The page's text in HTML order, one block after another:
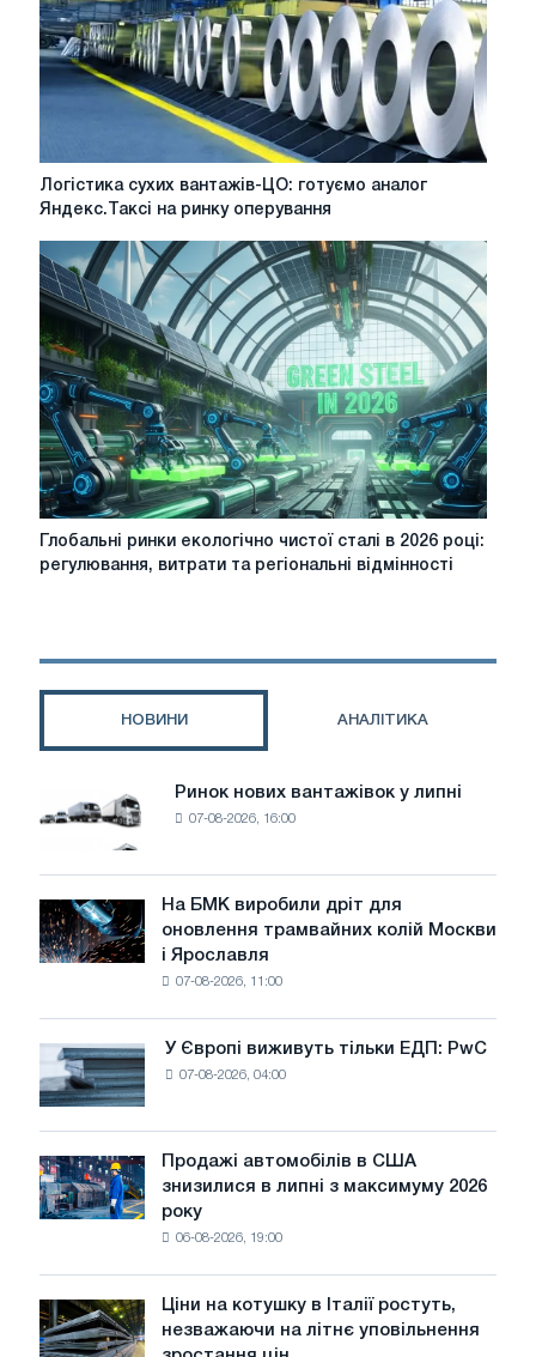
сталь"
в
ЄС
зберігається
Логістика
сухих
ЦО:
готуємо
аналог
Яндекс.Таксі
на
ринку
оперування
Логістика сухих вантажів-ЦО: готуємо аналог
Яндекс.Таксі на ринку оперування
Глобальні
в
регіональні
відмінності
Глобальні ринки екологічно чистої сталі в 2026 році:
регулювання, витрати та регіональні відмінності
НОВИНИ АНАЛІТИКА
Ринок
нових
вантажівок
у
липні
Ринок нових вантажівок у липні
07-08-2026, 16:00
На
БМК
виробили
трамвайних
колій
Ярославля
На БМК виробили дріт для
оновлення трамвайних колій Москви
і Ярославля
07-08-2026, 11:00
Європі
виживуть
тільки
ЕДП:
PwC
У Європі виживуть тільки ЕДП: PwC
07-08-2026, 04:00
Продажі
автомобілів
в
липні
з
Продажі автомобілів в США
знизилися в липні з максимуму 2026
року
06-08-2026, 19:00
Ціни
на
Ціни на котушку в Італії ростуть,
незважаючи на літнє уповільнення